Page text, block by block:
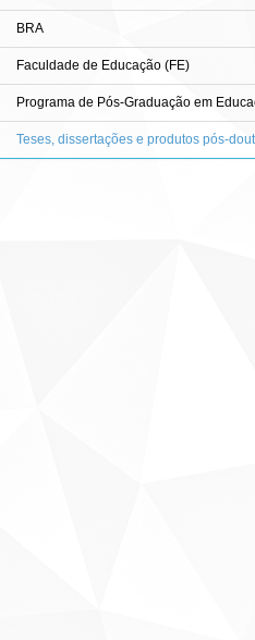
BRA
Faculdade de Educação (FE)
Programa de Pós-Graduação em
Teses, dissertações e produtos pós-